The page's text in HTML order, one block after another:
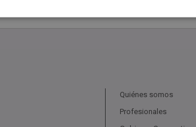
Quiénes somos
Profesionales